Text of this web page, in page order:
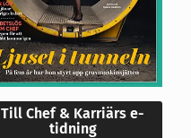
Till Chef & Karriärs e-
tidning